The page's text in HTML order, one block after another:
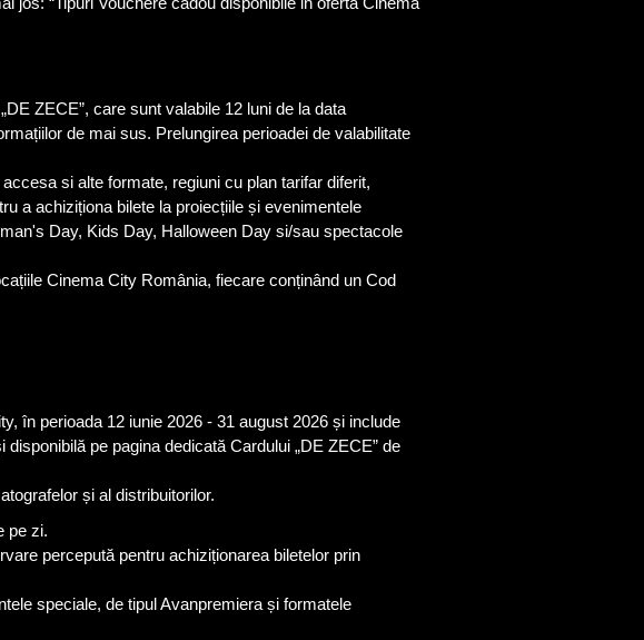
ZECE”, care sunt valabile 12 luni de la data
de mai sus. Prelungirea perioadei de valabilitate
si alte formate, regiuni cu plan tarifar diferit,
a achiziționa bilete la proiecțiile și evenimentele
Day, Kids Day, Halloween Day si/sau spectacole
Cinema City România, fiecare conținând un Cod
în perioada 12 iunie 2026 - 31 august 2026 și include
pe pagina dedicată Cardului „DE ZECE” de
și al distribuitorilor.
pe zi.
percepută pentru achiziționarea biletelor prin
speciale, de tipul Avanpremiera și formatele